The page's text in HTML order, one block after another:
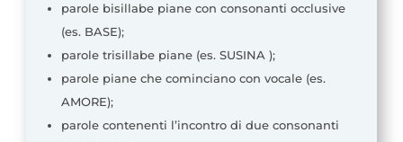
parole bisillabe piane con consonanti occlusive
(es. BASE);
parole trisillabe piane (es. SUSINA );
parole piane che cominciano con vocale (es.
AMORE);
parole contenenti l’incontro di due consonanti